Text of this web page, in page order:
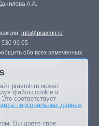
А.А.
info@pravmir.ru
96 05
обо всех замеченных
изданиях (книгах, прессе)
разрешения редакции.
pravmir.ru может
файлы cookie и
соответствует
персональных данных
Вы даете свое